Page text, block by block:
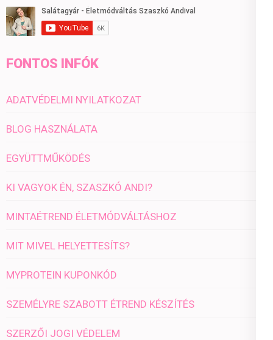
FONTOS INFÓK
ADATVÉDELMI NYILATKOZAT
BLOG HASZNÁLATA
EGYÜTTMŰKÖDÉS
KI VAGYOK ÉN, SZASZKÓ ANDI?
MINTAÉTREND ÉLETMÓDVÁLTÁSHOZ
MIT MIVEL HELYETTESÍTS?
MYPROTEIN KUPONKÓD
SZEMÉLYRE SZABOTT ÉTREND KÉSZÍTÉS
SZERZŐI JOGI VÉDELEM